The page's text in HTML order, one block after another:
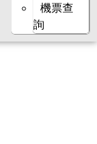
機票查
詢